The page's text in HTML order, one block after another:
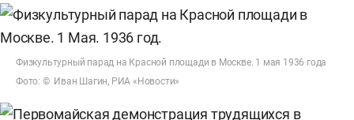
Физкультурный парад на Красной площади в Москве. 1 мая 1936 года
Фото: © Иван Шагин, РИА «Новости»